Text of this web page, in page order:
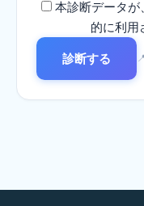
本診断データが
的に利用
診断する